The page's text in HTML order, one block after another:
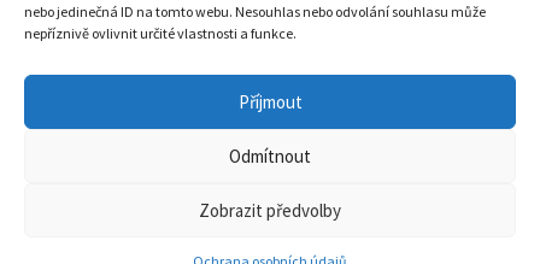
nebo jedinečná ID na tomto webu. Nesouhlas nebo odvolání souhlasu může
nepříznivě ovlivnit určité vlastnosti a funkce.
Příjmout
Odmítnout
Zobrazit předvolby